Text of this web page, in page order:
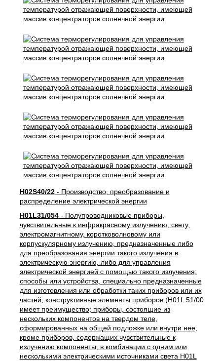
H02S40/22- Производство, преобразование и
распределение электрической энергии
H01L31/054- Полупроводниковые приборы,
чувствительные к инфракрасному излучению, свету,
электромагнитному, коротковолновому или
корпускулярному излучению, предназначенные либо
для преобразования энергии такого излучения в
электрическую энергию, либо для управления
электрической энергией с помощью такого излучения;
способы или устройства, специально предназначенные
для изготовления или обработки таких приборов или их
частей; конструктивные элементы приборов (H01L 51/00
имеет преимущество; приборы, состоящие из
нескольких компонентов на твердом теле,
сформированных на общей подложке или внутри нее,
кроме приборов, содержащих чувствительные к
излучению компоненты, в комбинации с одним или
несколькими электрическими источниками света H01L